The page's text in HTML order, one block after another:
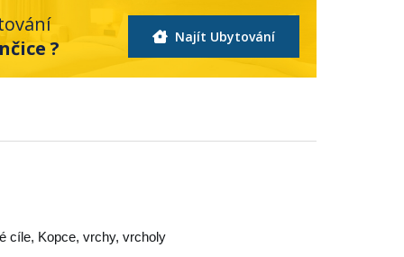
?
Najít Ubytování
cíle, Kopce, vrchy, vrcholy